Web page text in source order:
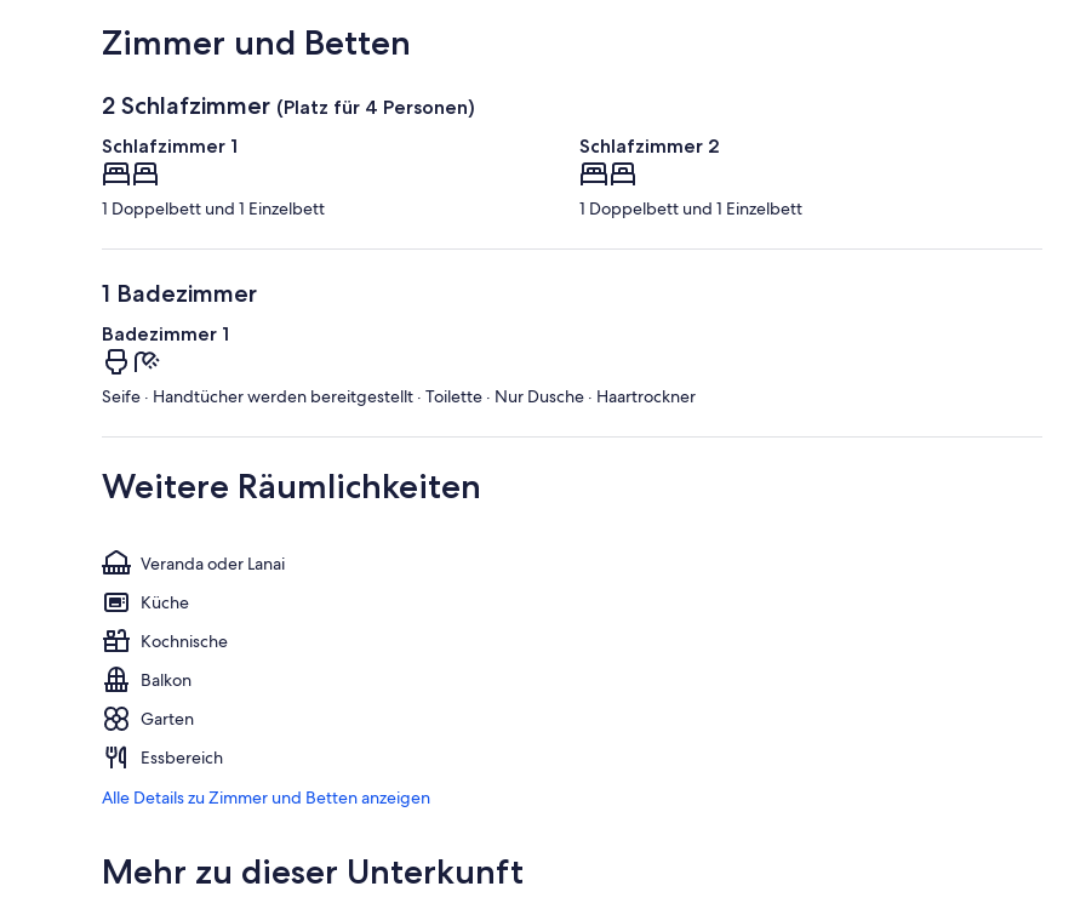
Zimmer und Betten
2 Schlafzimmer (Platz für 4 Personen)
Schlafzimmer 1
1 Doppelbett und 1 Einzelbett
Schlafzimmer 2
1 Doppelbett und 1 Einzelbett
1 Badezimmer
Badezimmer 1
Seife · Handtücher werden bereitgestellt · Toilette · Nur Dusche · Haartrockner
Weitere Räumlichkeiten
Veranda oder Lanai
Küche
Kochnische
Balkon
Garten
Essbereich
Alle Details zu Zimmer und Betten anzeigen
Mehr zu dieser Unterkunft